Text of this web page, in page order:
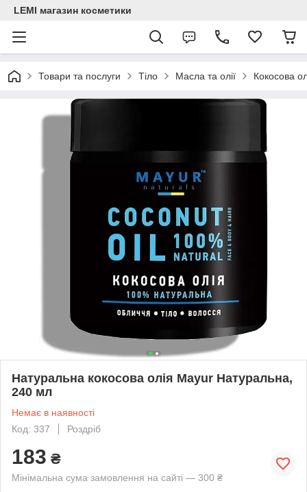
LEMI магазин косметики
Товари та послуги Тіло Масла та олії Кокосова
Натуральна кокосова олія Mayur Натуральна,
240 мл
Немає в наявності
Код: 337
Роздріб
183 ₴
Мінімальна сума замовлення на сайті — 300 ₴